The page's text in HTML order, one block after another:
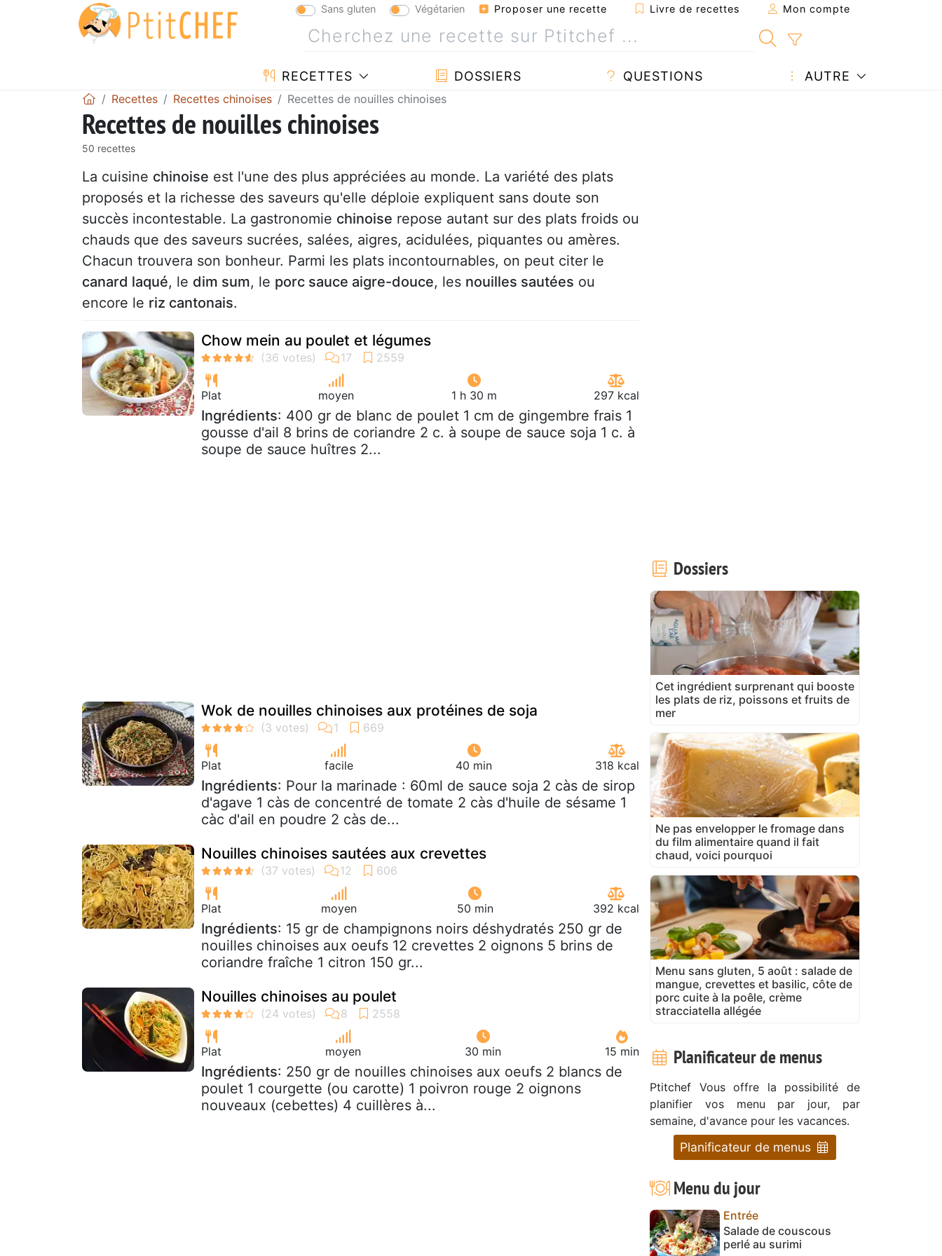
Sans gluten Végétarien Proposer une recette Livre de recettes Mon compte
RECETTES DOSSIERS QUESTIONS AUTRE
Recettes Recettes chinoises Recettes de nouilles chinoises
Recettes de nouilles chinoises
50 recettes
La cuisine chinoise est l'une des plus appréciées au monde. La variété des plats
proposés et la richesse des saveurs qu'elle déploie expliquent sans doute son
succès incontestable. La gastronomie chinoise repose autant sur des plats froids ou
chauds que des saveurs sucrées, salées, aigres, acidulées, piquantes ou amères.
Chacun trouvera son bonheur. Parmi les plats incontournables, on peut citer le
canard laqué, le dim sum, le porc sauce aigre-douce, les nouilles sautées ou
encore le riz cantonais.
Chow mein au poulet et légumes
Plat moyen 1 h 30 m 297 kcal
Ingrédients: 400 gr de blanc de poulet 1 cm de gingembre frais 1
gousse d'ail 8 brins de coriandre 2 c. à soupe de sauce soja 1 c. à
soupe de sauce huîtres 2...
Wok de nouilles chinoises aux protéines de soja
Plat facile 40 min 318 kcal
Ingrédients: Pour la marinade : 60ml de sauce soja 2 càs de sirop
d'agave 1 càs de concentré de tomate 2 càs d'huile de sésame 1
càc d'ail en poudre 2 càs de...
Nouilles chinoises sautées aux crevettes
Plat moyen 50 min 392 kcal
Ingrédients: 15 gr de champignons noirs déshydratés 250 gr de
nouilles chinoises aux oeufs 12 crevettes 2 oignons 5 brins de
coriandre fraîche 1 citron 150 gr...
Nouilles chinoises au poulet
Plat moyen 30 min 15 min
Ingrédients: 250 gr de nouilles chinoises aux oeufs 2 blancs de
poulet 1 courgette (ou carotte) 1 poivron rouge 2 oignons
nouveaux (cebettes) 4 cuillères à...
Dossiers
Cet ingrédient surprenant qui booste
les plats de riz, poissons et fruits de
mer
Ne pas envelopper le fromage dans
du film alimentaire quand il fait
chaud, voici pourquoi
Menu sans gluten, 5 août : salade de
mangue, crevettes et basilic, côte de
porc cuite à la poêle, crème
stracciatella allégée
Planificateur de menus
Ptitchef Vous offre la possibilité de
planifier vos menu par jour, par
semaine, d'avance pour les vacances.
Planificateur de menus
Menu du jour
Entrée
Salade de couscous
perlé au surimi